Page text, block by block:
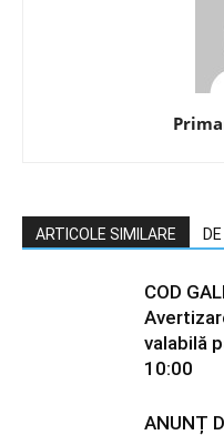
ARTICOLE SIMILARE
COD
valabilă
10:00
ANUNȚ